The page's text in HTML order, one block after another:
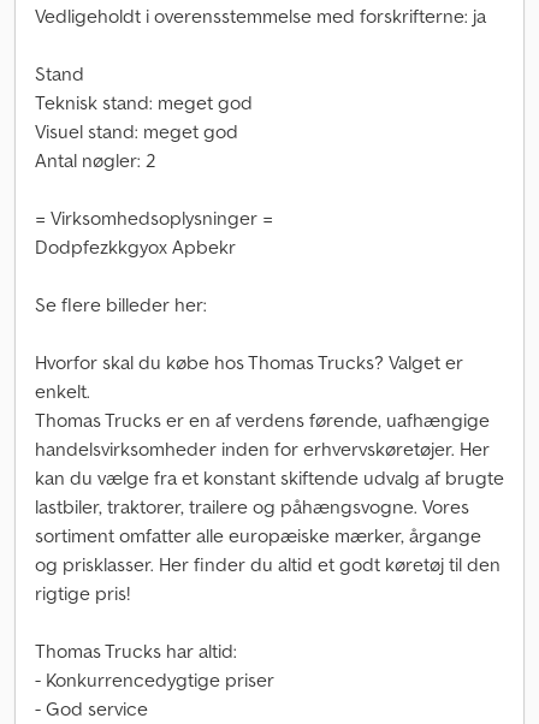
Vedligeholdt i overensstemmelse med forskrifterne: ja
Stand
Teknisk stand: meget god
Visuel stand: meget god
Antal nøgler: 2
= Virksomhedsoplysninger =
Dodpfezkkgyox Apbekr
Se flere billeder her:
Hvorfor skal du købe hos Thomas Trucks? Valget er
enkelt.
Thomas Trucks er en af verdens førende, uafhængige
handelsvirksomheder inden for erhvervskøretøjer. Her
kan du vælge fra et konstant skiftende udvalg af brugte
lastbiler, traktorer, trailere og påhængsvogne. Vores
sortiment omfatter alle europæiske mærker, årgange
og prisklasser. Her finder du altid et godt køretøj til den
rigtige pris!
Thomas Trucks har altid:
- Konkurrencedygtige priser
- God service